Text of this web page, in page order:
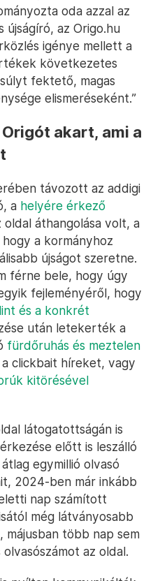
oda azzal az
újságíró, az Origo.hu
igénye mellett a
következetes
fektető, magas
elismeréseként.”
akart, ami a
távozott az addigi
a helyére érkező
oldal áthangolása volt, a
a kormányhoz
újságot szeretne.
férne bele, hogy úgy
fejleményéről, hogy
és a konkrét
után letekerték a
fürdőruhás és meztelen
a clickbait híreket, vagy
kitörésével
látogatottságán is
előtt is leszálló
egymillió olvasó
2024-ben már inkább
nap számított
még látványosabb
májusban több nap sem
az oldal.